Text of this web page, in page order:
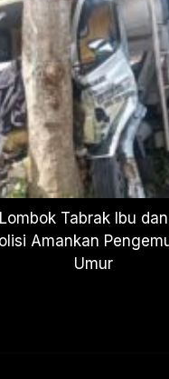
Tabrak Ibu
Amankan
Umur